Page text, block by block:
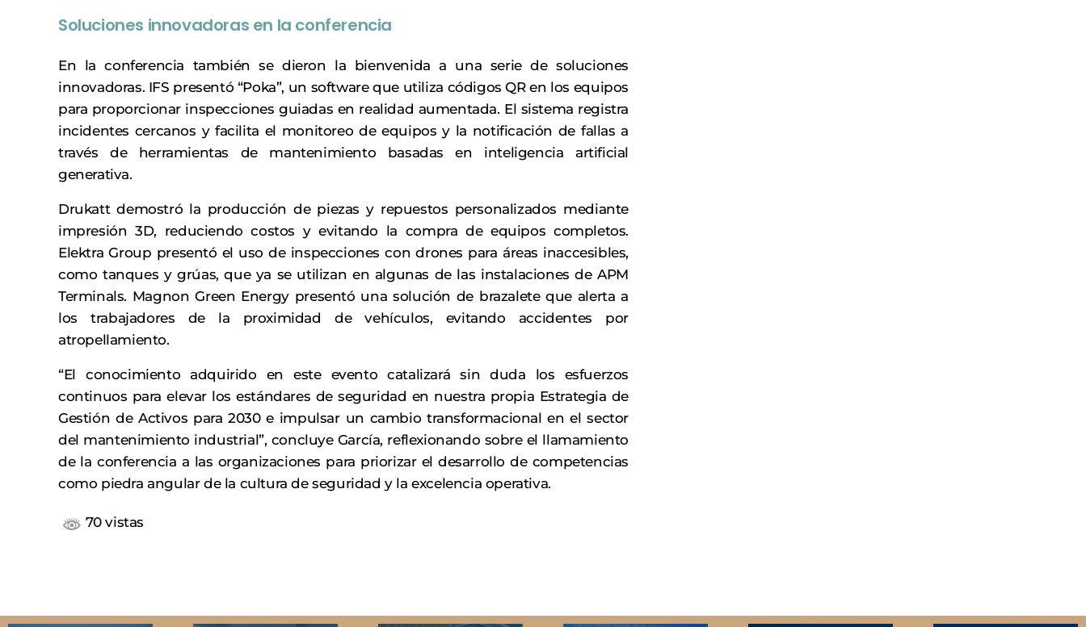
Soluciones innovadoras en la conferencia
En la conferencia también se dieron la bienvenida a una serie de soluciones
innovadoras. IFS presentó “Poka”, un software que utiliza códigos QR en los equipos
para proporcionar inspecciones guiadas en realidad aumentada. El sistema registra
incidentes cercanos y facilita el monitoreo de equipos y la notificación de fallas a
través de herramientas de mantenimiento basadas en inteligencia artificial
generativa.
Drukatt demostró la producción de piezas y repuestos personalizados mediante
impresión 3D, reduciendo costos y evitando la compra de equipos completos.
Elektra Group presentó el uso de inspecciones con drones para áreas inaccesibles,
como tanques y grúas, que ya se utilizan en algunas de las instalaciones de APM
Terminals. Magnon Green Energy presentó una solución de brazalete que alerta a
los trabajadores de la proximidad de vehículos, evitando accidentes por
atropellamiento.
“El conocimiento adquirido en este evento catalizará sin duda los esfuerzos
continuos para elevar los estándares de seguridad en nuestra propia Estrategia de
Gestión de Activos para 2030 e impulsar un cambio transformacional en el sector
del mantenimiento industrial”, concluye García, reflexionando sobre el llamamiento
de la conferencia a las organizaciones para priorizar el desarrollo de competencias
como piedra angular de la cultura de seguridad y la excelencia operativa.
70 vistas